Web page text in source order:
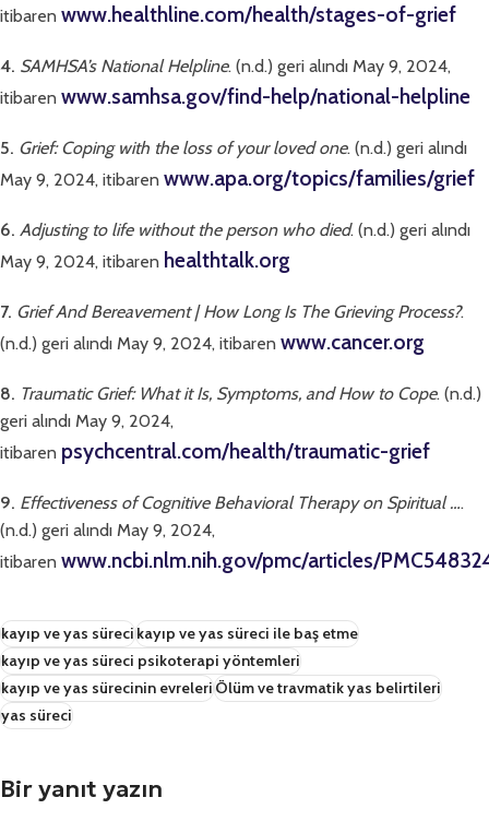
itibaren www.healthline.com/health/stages-of-grief
4. SAMHSA’s National Helpline. (n.d.) geri alındı May 9, 2024,
itibaren www.samhsa.gov/find-help/national-helpline
5. Grief: Coping with the loss of your loved one. (n.d.) geri alındı
May 9, 2024, itibaren www.apa.org/topics/families/grief
6. Adjusting to life without the person who died. (n.d.) geri alındı
May 9, 2024, itibaren healthtalk.org
7. Grief And Bereavement | How Long Is The Grieving Process?.
(n.d.) geri alındı May 9, 2024, itibaren www.cancer.org
8. Traumatic Grief: What it Is, Symptoms, and How to Cope. (n.d.)
geri alındı May 9, 2024,
itibaren psychcentral.com/health/traumatic-grief
9. Effectiveness of Cognitive Behavioral Therapy on Spiritual ….
(n.d.) geri alındı May 9, 2024,
itibaren www.ncbi.nlm.nih.gov/pmc/articles/
kayıp ve yas sürecikayıp ve yas süreci ile baş etme
kayıp ve yas süreci psikoterapi yöntemleri
kayıp ve yas sürecinin evreleriÖlüm ve travmatik yas belirtileri
yas süreci
Bir yanıt yazın